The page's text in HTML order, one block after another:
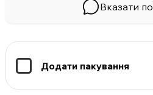
Вказати
Додати пакування